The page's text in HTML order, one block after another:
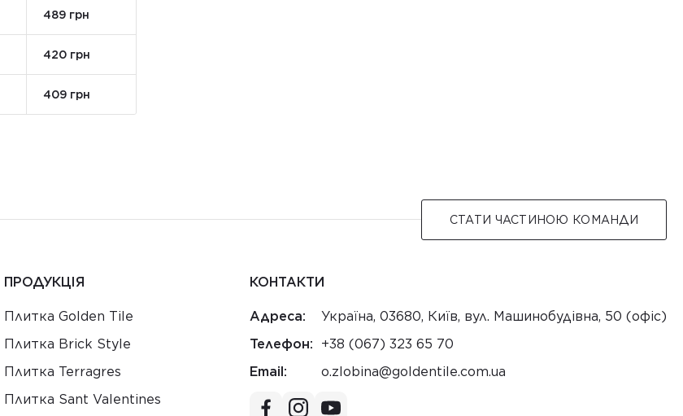
489 грн
420 грн
409 грн
СТАТИ ЧАСТИНОЮ КОМАНДИ
ПРОДУКЦІЯ
Плитка Golden Tile
Плитка Brick Style
Плитка Terragres
Плитка Sant Valentines
КОНТАКТИ
Адреса:
Україна, 03680, Київ, вул. Машинобудівна, 50 (офіс)
Телефон:
+38 (067) 323 65 70
Email:
au.moc.elitnedlog@anibolz.o